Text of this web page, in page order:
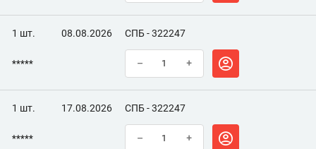
1 шт. 08.08.2026 СПБ - 322247
***** – +
1 шт. 17.08.2026 СПБ - 322247
***** – +